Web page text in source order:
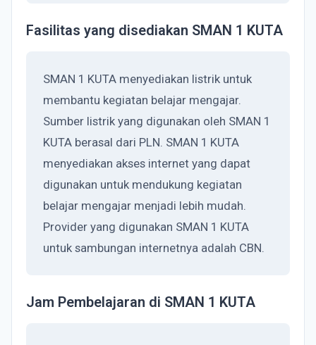
Fasilitas yang disediakan SMAN 1 KUTA
SMAN 1 KUTA menyediakan listrik untuk
membantu kegiatan belajar mengajar.
Sumber listrik yang digunakan oleh SMAN 1
KUTA berasal dari PLN. SMAN 1 KUTA
menyediakan akses internet yang dapat
digunakan untuk mendukung kegiatan
belajar mengajar menjadi lebih mudah.
Provider yang digunakan SMAN 1 KUTA
untuk sambungan internetnya adalah CBN.
Jam Pembelajaran di SMAN 1 KUTA